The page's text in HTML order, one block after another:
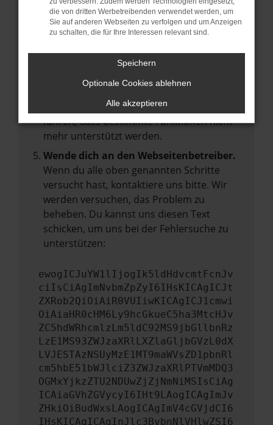
Das kann manchmal helfen,
vorübergehende Probleme zu beheben.
Betriebssystem auf dem neuesten Stand
Veraltete Software birgt nicht nur ein
Sicherheitsrisiko, sondern kann auch dazu
führen, dass bestimmte Funktionen nicht
mehr unterstützt werden.
Wende dich an den Webseitenbetreiber.
Wenn du alle oben genannten Schritte
versucht hast, kontaktiere uns bitte. Wir
werden versuchen, das Problem zu
beheben. Du kannst uns diesen Text
schicken, um uns bei der Fehlersuche zu
unterstützen:
ewogICJuYW1lIjogIk5ldHdvcmtFcnJv
ciIsCiAgImNvbmZpZyI6IHsKICAgICJt
ZXRob2QiOiAiR0VUIiwKICAgICJ1cmwi
OiAiaHR0cHM6Ly9hcGkueC5ha3MtcHJv
ZC5hdWRhcmlzLm5ldC92MS9jbGllbnRz
LzE1MS93ZWJzaXRlLXZlaGljbGVzL0dX
LVJESTAzNSUyMzE1MT9maWVsZD1pbnRl
cm5hbE51bWJlciZ3ZWJzaXRlPTVmMDQ3
OGMxYjkzZTU2NDUwZjZjNmNiMSIsCiAg
ICAiaGVhZGVycyI6IHt9LAogICAgImJv
ZHkiOiBudWxsLAogICAgImV4cGVjdCI6
IHsKICAgICAgInJlc3BvbnNlVHlwZSI6
die von dritten Werbetreibenden verwendet werden, um
Sie auf anderen Webseiten zu verfolgen und um Anzeigen
zu schalten, die für Ihre Interessen relevant sind.
Speichern
Optionale Cookies ablehnen
Alle akzeptieren